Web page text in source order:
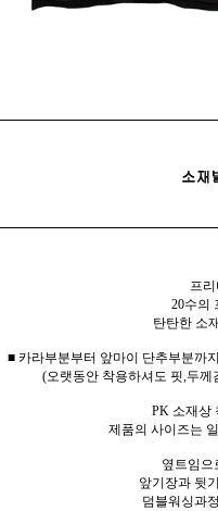
프
20수의
탄탄한 소
■ 카라부분부터 앞마이 단추부분까
(오랫동안 착용하셔도 핏,두
PK 소재상
제품의 사이즈는
옆트임으
앞기장과 뒷
덤블워싱과